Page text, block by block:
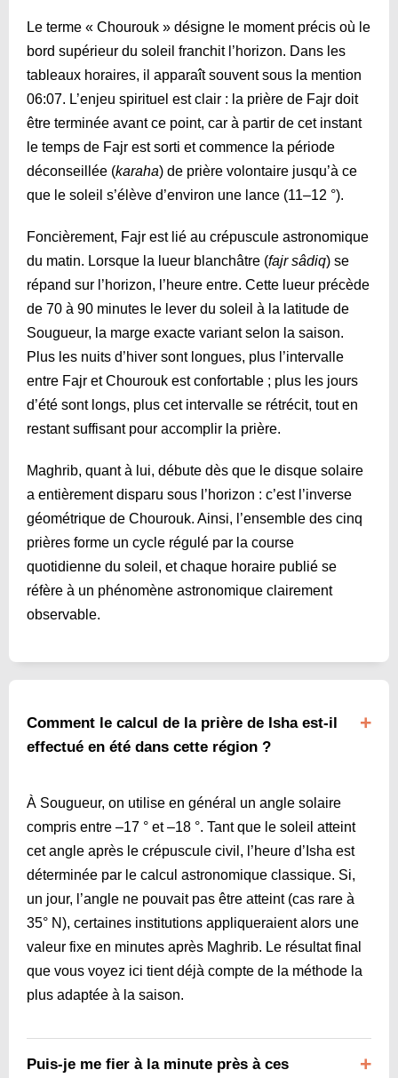
Le terme « Chourouk » désigne le moment précis où le
bord supérieur du soleil franchit l’horizon. Dans les
tableaux horaires, il apparaît souvent sous la mention
06:07. L’enjeu spirituel est clair : la prière de Fajr doit
être terminée avant ce point, car à partir de cet instant
le temps de Fajr est sorti et commence la période
déconseillée (karaha) de prière volontaire jusqu’à ce
que le soleil s’élève d’environ une lance (11–12 °).
Foncièrement, Fajr est lié au crépuscule astronomique
du matin. Lorsque la lueur blanchâtre (fajr sâdiq) se
répand sur l’horizon, l’heure entre. Cette lueur précède
de 70 à 90 minutes le lever du soleil à la latitude de
Sougueur, la marge exacte variant selon la saison.
Plus les nuits d’hiver sont longues, plus l’intervalle
entre Fajr et Chourouk est confortable ; plus les jours
d’été sont longs, plus cet intervalle se rétrécit, tout en
restant suffisant pour accomplir la prière.
Maghrib, quant à lui, débute dès que le disque solaire
a entièrement disparu sous l’horizon : c’est l’inverse
géométrique de Chourouk. Ainsi, l’ensemble des cinq
prières forme un cycle régulé par la course
quotidienne du soleil, et chaque horaire publié se
réfère à un phénomène astronomique clairement
observable.
Comment le calcul de la prière de Isha est-il
effectué en été dans cette région ?
À Sougueur, on utilise en général un angle solaire
compris entre –17 ° et –18 °. Tant que le soleil atteint
cet angle après le crépuscule civil, l’heure d’Isha est
déterminée par le calcul astronomique classique. Si,
un jour, l’angle ne pouvait pas être atteint (cas rare à
35° N), certaines institutions appliqueraient alors une
valeur fixe en minutes après Maghrib. Le résultat final
que vous voyez ici tient déjà compte de la méthode la
plus adaptée à la saison.
Puis-je me fier à la minute près à ces